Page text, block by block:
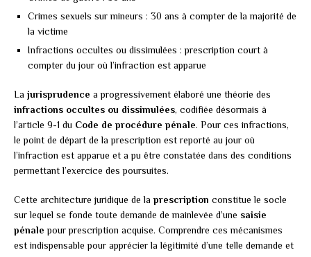
Crimes sexuels sur mineurs : 30 ans à compter de la majorité de
la victime
Infractions occultes ou dissimulées : prescription court à
compter du jour où l’infraction est apparue
La jurisprudence a progressivement élaboré une théorie des
infractions occultes ou dissimulées, codifiée désormais à
l’article 9-1 du Code de procédure pénale. Pour ces infractions,
le point de départ de la prescription est reporté au jour où
l’infraction est apparue et a pu être constatée dans des conditions
permettant l’exercice des poursuites.
Cette architecture juridique de la prescription constitue le socle
sur lequel se fonde toute demande de mainlevée d’une saisie
pénale pour prescription acquise. Comprendre ces mécanismes
est indispensable pour apprécier la légitimité d’une telle demande et